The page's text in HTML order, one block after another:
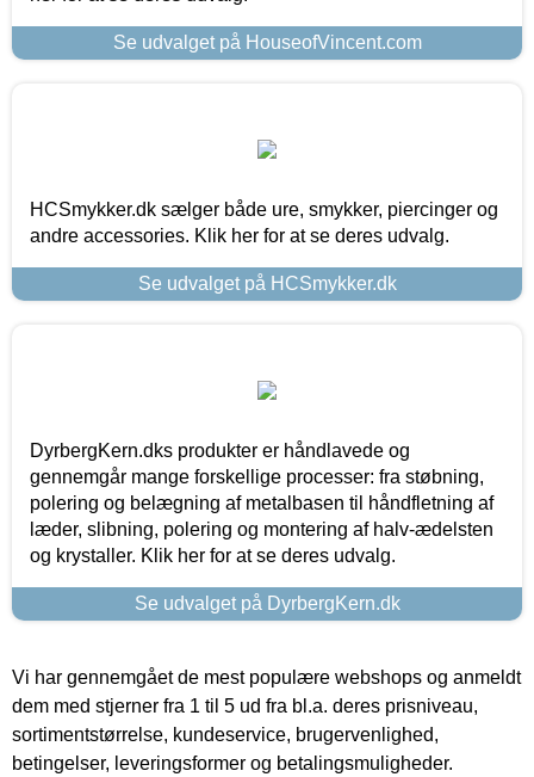
Se udvalget på HouseofVincent.com
HCSmykker.dk sælger både ure, smykker, piercinger og
andre accessories. Klik her for at se deres udvalg.
Se udvalget på HCSmykker.dk
DyrbergKern.dks produkter er håndlavede og
gennemgår mange forskellige processer: fra støbning,
polering og belægning af metalbasen til håndfletning af
læder, slibning, polering og montering af halv-ædelsten
og krystaller. Klik her for at se deres udvalg.
Se udvalget på DyrbergKern.dk
Vi har gennemgået de mest populære webshops og anmeldt
dem med stjerner fra 1 til 5 ud fra bl.a. deres prisniveau,
sortimentstørrelse, kundeservice, brugervenlighed,
betingelser, leveringsformer og betalingsmuligheder.